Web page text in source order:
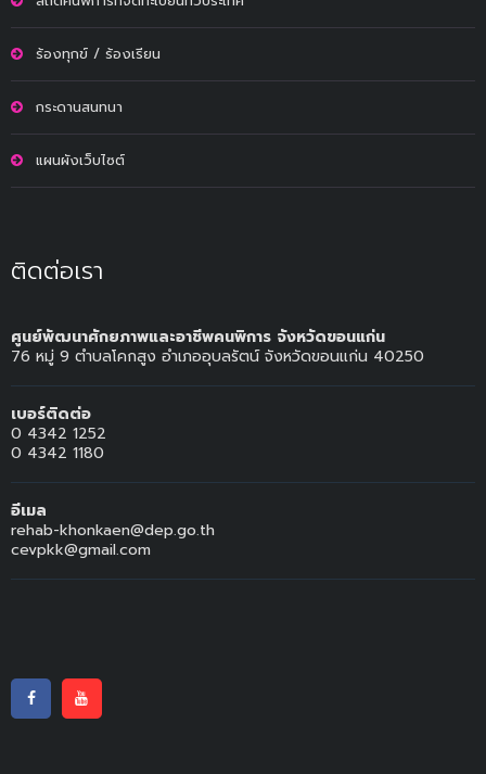
ร้องทุกข์ / ร้องเรียน
กระดานสนทนา
แผนผังเว็บไซต์
ติดต่อเรา
ศูนย์พัฒนาศักยภาพและอาชีพคนพิการ จังหวัดขอนแก่น
76 หมู่ 9 ตำบลโคกสูง อำเภออุบลรัตน์ จังหวัดขอนแก่น 40250
เบอร์ติดต่อ
0 4342 1252
0 4342 1180
อีเมล
rehab-khonkaen@dep.go.th
cevpkk@gmail.com